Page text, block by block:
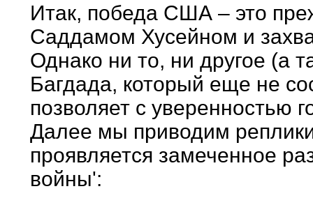
Итак, победа США – это
Саддамом Хусейном и
Однако ни то, ни другое (а
Багдада, который еще не
позволяет с уверенностью
Далее мы приводим
проявляется замеченное
войны':